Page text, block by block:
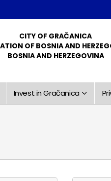
CITY OF GRAČANICA
OF BOSNIA AND
BOSNIA AND HERZEGOVINA
Invest in Gračanica